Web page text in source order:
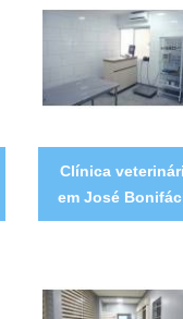
Clínica
em José